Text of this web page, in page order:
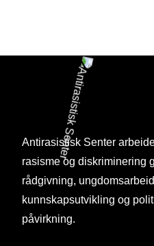
Antirasistisk Senter
rasisme og diskriminering
rådgivning,
kunnskapsutvikling og
påvirkning.